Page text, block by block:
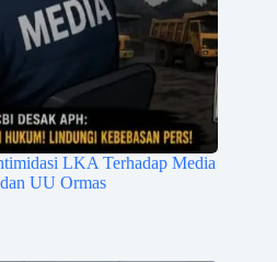
LKA Terhadap Media
UU Ormas